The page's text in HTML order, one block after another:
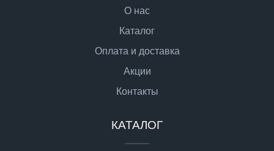
О нас
Каталог
Оплата и доставка
Акции
Контакты
КАТАЛОГ